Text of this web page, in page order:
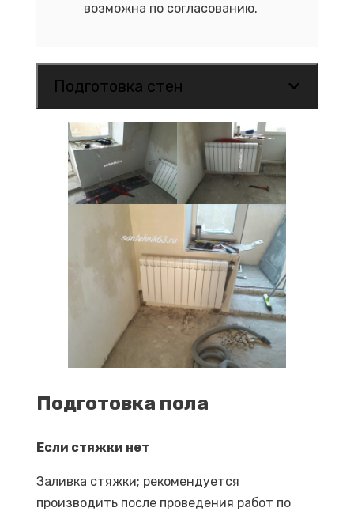
возможна по согласованию.
Подготовка стен
Санузлы
Стены в санузле должны быть
оштукатурены «под маяк» с
соблюдением углов. Штукатурка
должна быть хорошего качества, без
пустот и отслоений.
стен уровнем
Подготовка пола
Если стяжки нет
Заливка стяжки; рекомендуется
производить после проведения работ по